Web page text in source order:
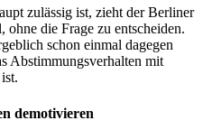
zulässig ist, zieht der Berliner
die Frage zu entscheiden.
schon einmal dagegen
Abstimmungsverhalten mit
demotivieren